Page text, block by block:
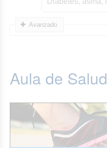
Avanzado
Aula de Salud